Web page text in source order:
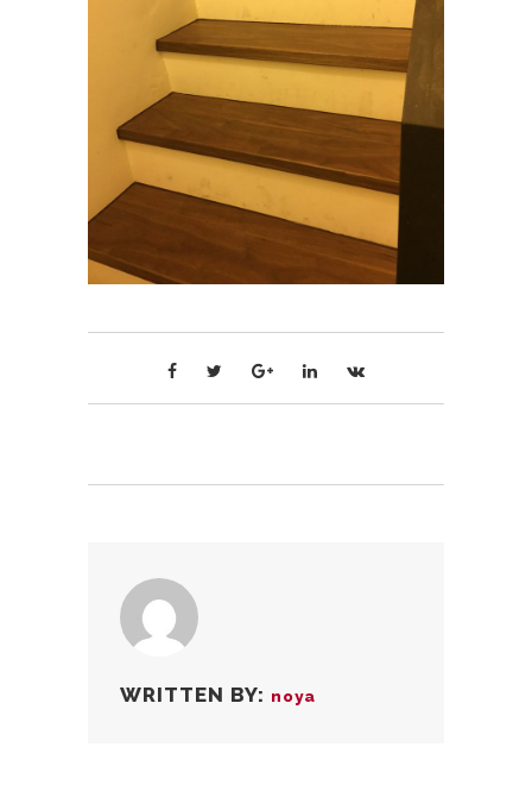
WRITTEN BY: noya